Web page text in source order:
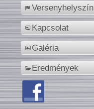
Versenyhelyszín
Kapcsolat
Galéria
Eredmények